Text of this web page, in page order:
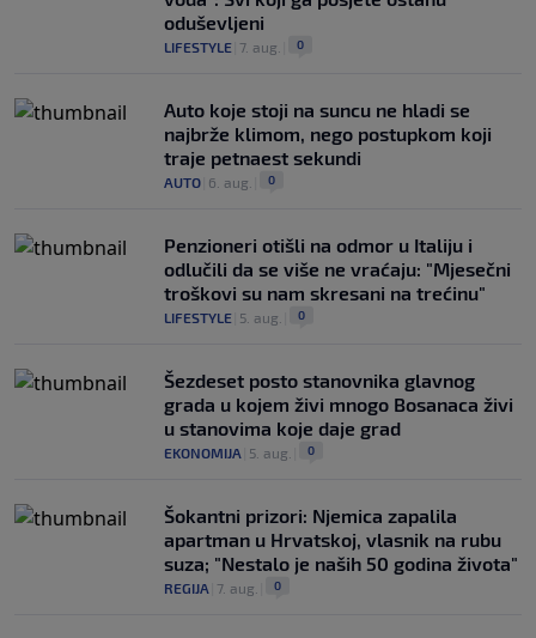
oduševljeni
LIFESTYLE 7. aug. 0
Auto koje stoji na suncu ne hladi se
najbrže klimom, nego postupkom koji
traje petnaest sekundi
AUTO 6. aug. 0
Penzioneri otišli na odmor u Italiju i
odlučili da se više ne vraćaju: "Mjesečni
troškovi su nam skresani na trećinu"
LIFESTYLE 5. aug. 0
Šezdeset posto stanovnika glavnog
grada u kojem živi mnogo Bosanaca živi
u stanovima koje daje grad
EKONOMIJA 5. aug. 0
Šokantni prizori: Njemica zapalila
apartman u Hrvatskoj, vlasnik na rubu
suza; "Nestalo je naših 50 godina života"
REGIJA 7. aug. 0